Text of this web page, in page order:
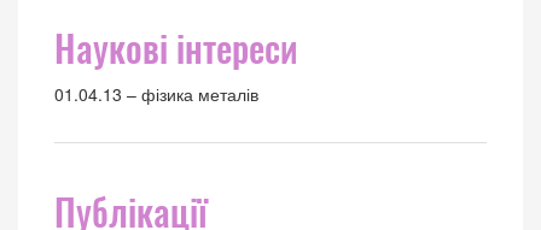
Наукові інтереси
01.04.13 – фізика металів
Публікації